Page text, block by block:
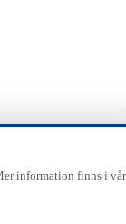
information finns i vår